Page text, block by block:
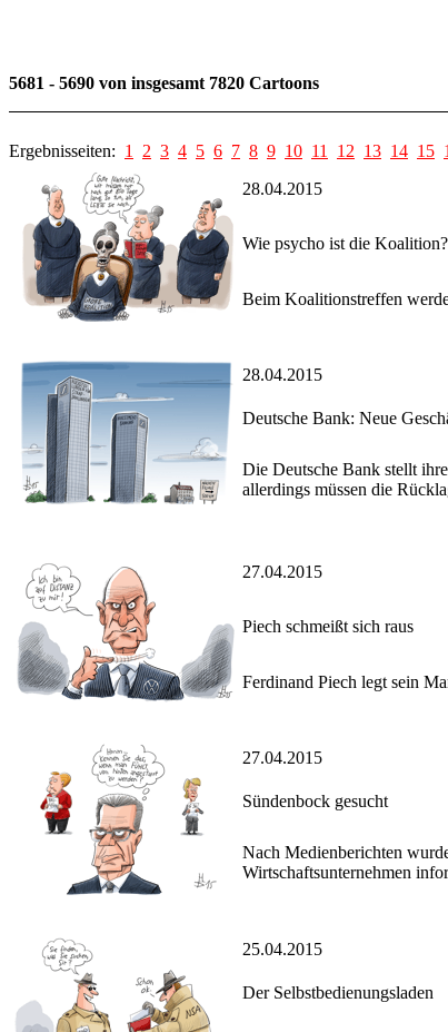
5681 - 5690 von insgesamt 7820 Cartoons
Ergebnisseiten: 1 2 3 4 5 6 7 8 9 10 11 12 13 14 15
28.04.2015
Wie psycho ist die Koalition?
Beim Koalitionstreffen
28.04.2015
Deutsche Bank: Neue
Die Deutsche Bank stellt
allerdings müssen die
27.04.2015
Piech schmeißt sich raus
Ferdinand Piech legt sein
27.04.2015
Sündenbock gesucht
Nach Medienberichten
Wirtschaftsunternehmen
25.04.2015
Der Selbstbedienungsladen